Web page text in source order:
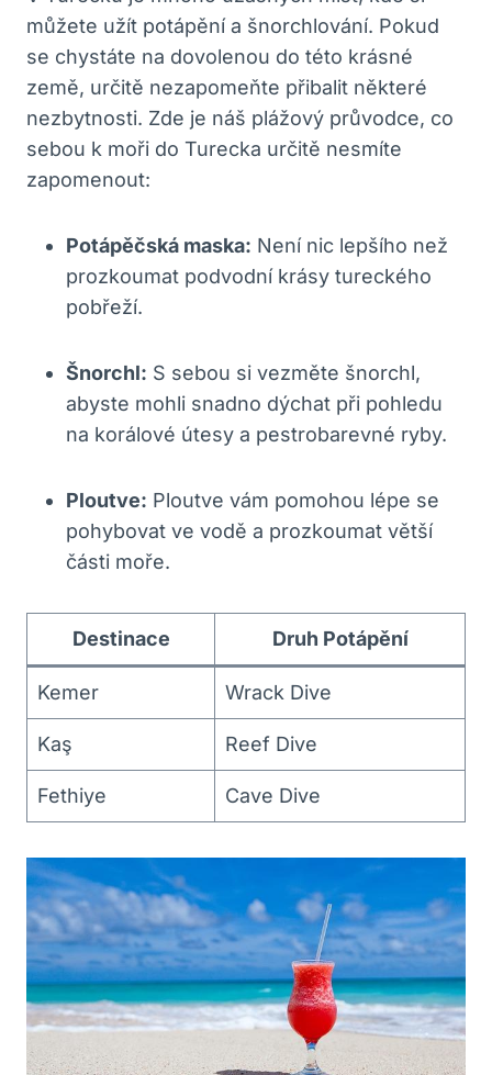
⁣můžete užít potápění a šnorchlování. ‌Pokud
⁣se chystáte ‌na dovolenou do této krásné
země, určitě ⁤nezapomeňte přibalit⁣ některé
nezbytnosti. Zde ‍je náš plážový⁣ průvodce, co
sebou k moři do Turecka určitě‌ nesmíte
zapomenout:
Potápěčská maska: Není ⁤nic ‍lepšího než
prozkoumat podvodní krásy tureckého
‍pobřeží.
Šnorchl: S​ sebou si vezměte šnorchl,
abyste mohli‍ snadno dýchat ⁢při pohledu
na korálové útesy a pestrobarevné ryby.
Ploutve: Ploutve vám⁢ pomohou lépe se
pohybovat⁢ ve vodě ⁢a prozkoumat větší
části moře.
Destinace Druh Potápění
Kemer Wrack Dive
Kaş Reef Dive
Fethiye Cave Dive